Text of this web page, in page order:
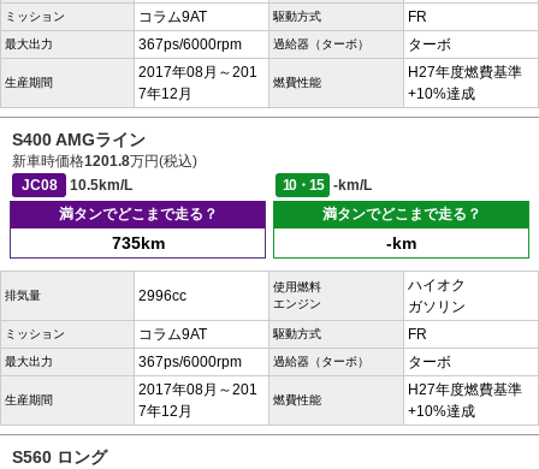
ミッション コラム9AT 駆動方式 FR
最大出力 367ps/6000rpm 過給器（ターボ） ターボ
生産期間
2017年08月～201
7年12月
燃費性能
H27年度燃費基準
+10%達成
S400 AMGライン
新車時価格1201.8万円(税込)
JC08
10.5km/L 10・15
-km/L
満タンでどこまで走る？
735km
満タンでどこまで走る？
-km
排気量 2996cc
使用燃料
エンジン
ハイオク
ガソリン
ミッション コラム9AT 駆動方式 FR
最大出力 367ps/6000rpm 過給器（ターボ） ターボ
生産期間
2017年08月～201
7年12月
燃費性能
H27年度燃費基準
+10%達成
S560 ロング